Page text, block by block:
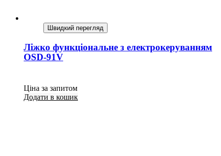
Швидкий перегляд
Ліжко функціональне з електрокеруванням
OSD-91V
Ціна за запитом
Додати в кошик